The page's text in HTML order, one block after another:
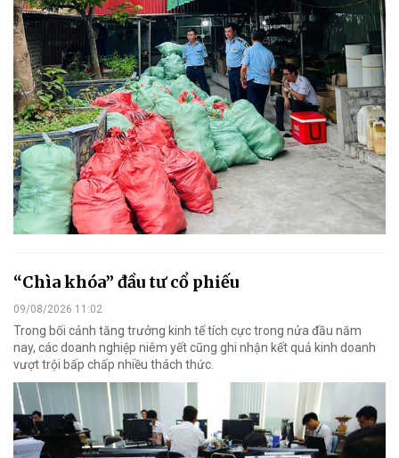
“Chìa khóa” đầu tư cổ phiếu
09/08/2026 11:02
Trong bối cảnh tăng trưởng kinh tế tích cực trong nửa đầu năm
nay, các doanh nghiệp niêm yết cũng ghi nhận kết quả kinh doanh
vượt trội bấp chấp nhiều thách thức.